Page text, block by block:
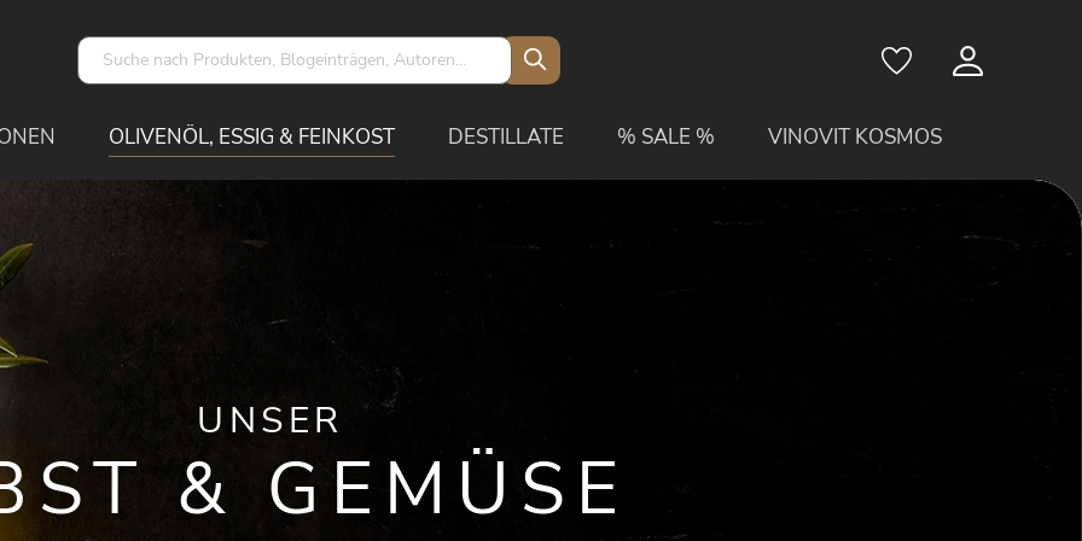
OLIVENÖL, ESSIG & FEINKOST DESTILLATE % SALE % VINOVIT KOSMOS
UNSER
& GEMÜSE